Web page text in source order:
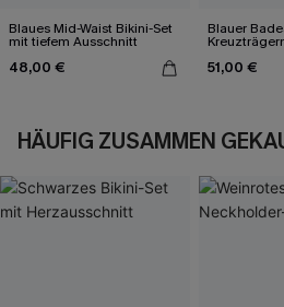
Blaues Mid-Waist Bikini-Set
mit tiefem Ausschnitt
48,00 €
Blauer
51,00 €
HÄUFIG ZUSAMMEN